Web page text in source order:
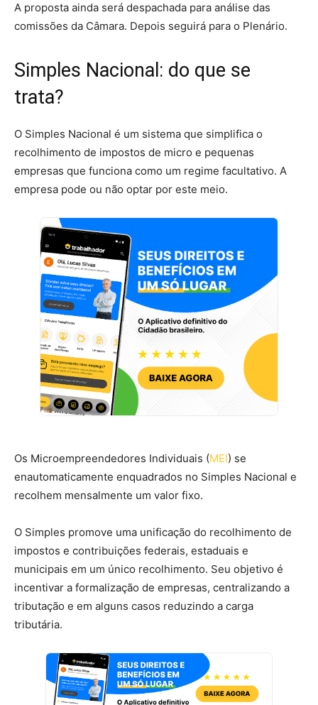
A proposta ainda será despachada para análise das
comissões da Câmara. Depois seguirá para o Plenário.
Simples Nacional: do que se
trata?
O Simples Nacional é um sistema que simplifica o
recolhimento de impostos de micro e pequenas
empresas que funciona como um regime facultativo. A
empresa pode ou não optar por este meio.
Os Microempreendedores Individuais (MEI) se
enautomaticamente enquadrados no Simples Nacional e
recolhem mensalmente um valor fixo.
O Simples promove uma unificação do recolhimento de
impostos e contribuições federais, estaduais e
municipais em um único recolhimento. Seu objetivo é
incentivar a formalização de empresas, centralizando a
tributação e em alguns casos reduzindo a carga
tributária.